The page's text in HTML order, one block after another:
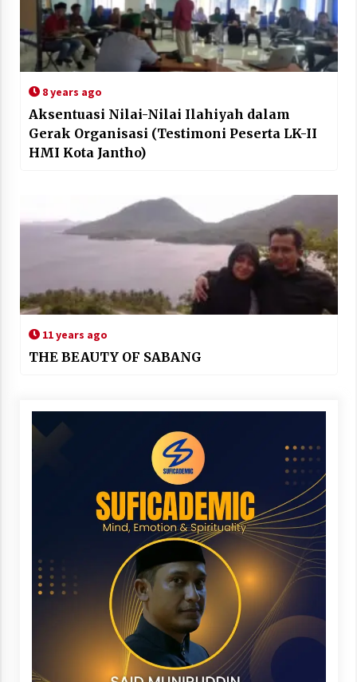
8 years ago
Aksentuasi Nilai-Nilai Ilahiyah dalam
Gerak Organisasi (Testimoni Peserta LK-II
HMI Kota Jantho)
11 years ago
THE BEAUTY OF SABANG